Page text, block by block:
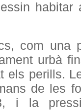
habitar
com una
urbà
els perills.
de les
i la